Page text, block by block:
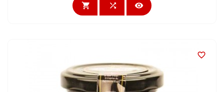
  
